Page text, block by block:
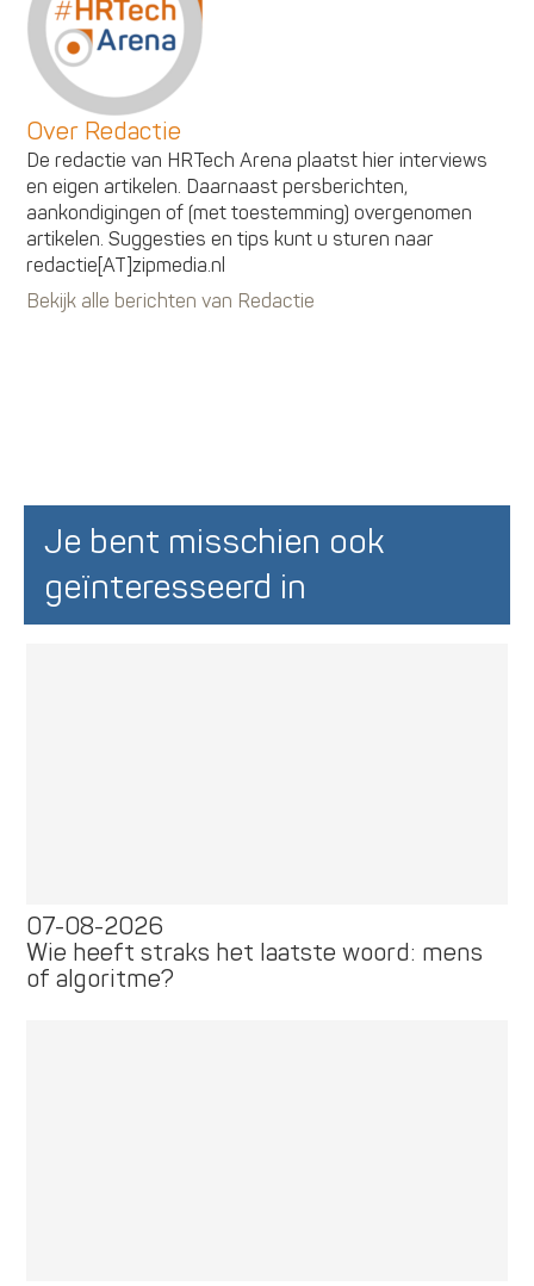
Over Redactie
De redactie van HRTech Arena plaatst hier interviews
en eigen artikelen. Daarnaast persberichten,
aankondigingen of (met toestemming) overgenomen
artikelen. Suggesties en tips kunt u sturen naar
redactie[AT]zipmedia.nl
Bekijk alle berichten van Redactie
Je bent misschien ook
geïnteresseerd in
07-08-2026
Wie heeft straks het laatste woord: mens
of algoritme?